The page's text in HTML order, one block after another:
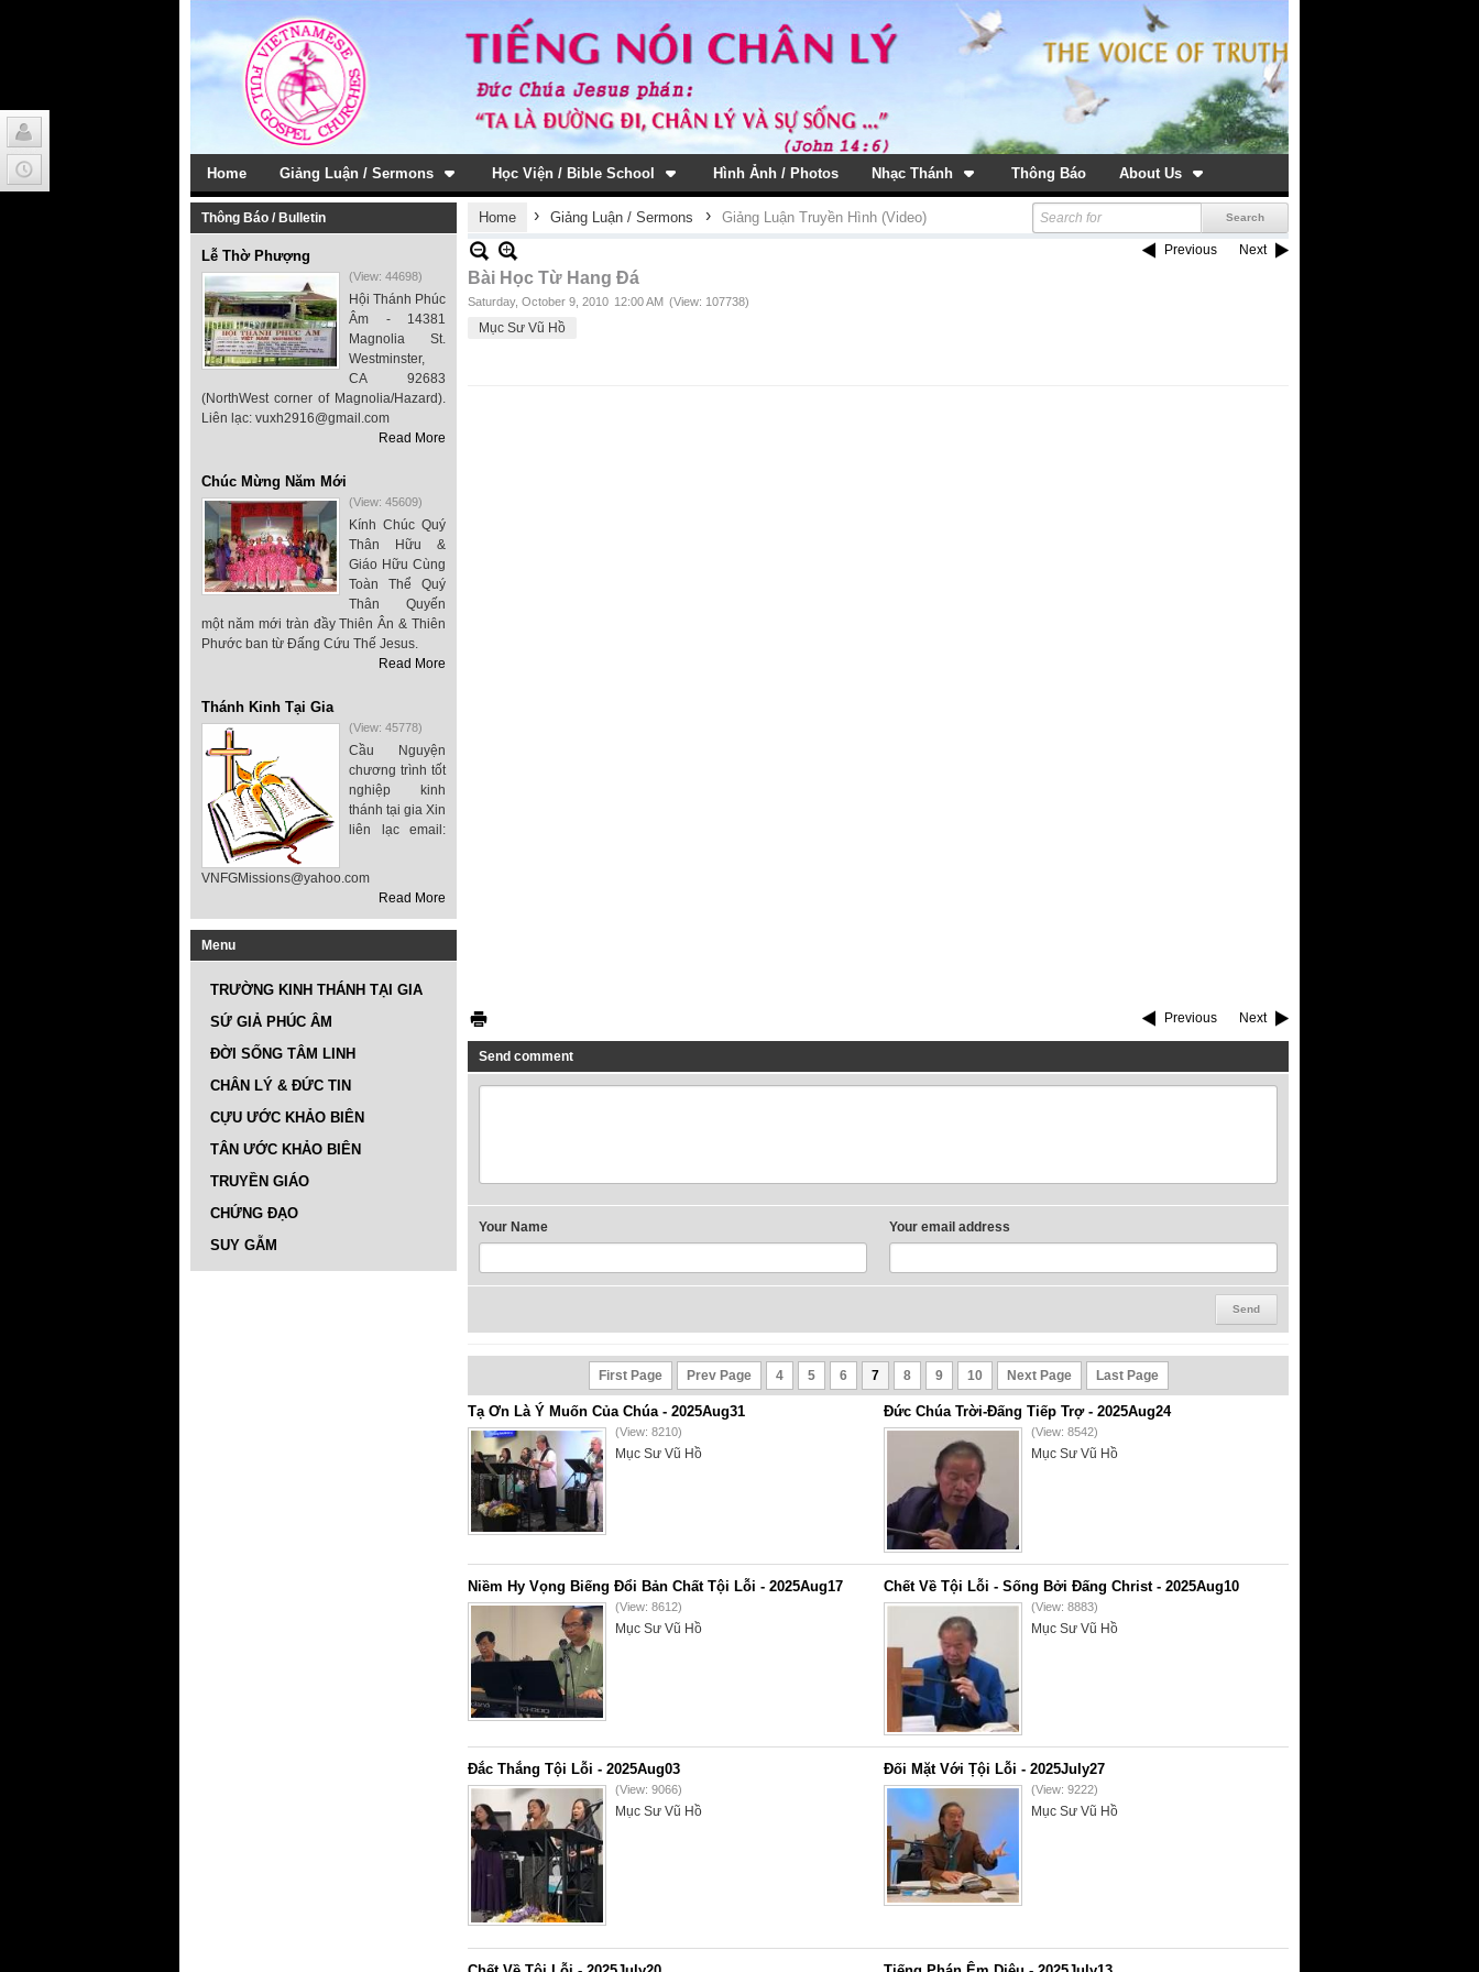
Home Giảng Luận / Sermons Học Viện / Bible School Hình Ảnh / Photos Nhạc Thánh Thông Báo About Us
Thông Báo / Bulletin
Lễ Thờ Phượng
(View: 44698)
Hội Thánh Phúc
Âm - 14381
Magnolia St.
Westminster,
CA 92683
(NorthWest corner of Magnolia/Hazard).
Liên lạc: vuxh2916@gmail.com
Read More
Chúc Mừng Năm Mới
(View: 45609)
Kính Chúc Quý
Thân Hữu &
Giáo Hữu Cùng
Toàn Thể Quý
Thân Quyến
một năm mới tràn đầy Thiên Ân & Thiên
Phước ban từ Đấng Cứu Thế Jesus.
Read More
Thánh Kinh Tại Gia
(View: 45778)
Cầu Nguyện
chương trình tốt
nghiệp kinh
thánh tại gia Xin
liên lạc email:
VNFGMissions@yahoo.com
Read More
Menu
TRƯỜNG KINH THÁNH TẠI GIA
SỨ GIẢ PHÚC ÂM
ĐỜI SỐNG TÂM LINH
CHÂN LÝ & ĐỨC TIN
CỰU ƯỚC KHẢO BIÊN
TÂN ƯỚC KHẢO BIÊN
TRUYỀN GIÁO
CHỨNG ĐẠO
SUY GẪM
Home › Giảng Luận / Sermons › Giảng Luận Truyền Hình (Video)
Previous Next
Bài Học Từ Hang Đá
Saturday, October 9, 2010 12:00 AM (View: 107738)
Mục Sư Vũ Hồ
Previous Next
Send comment
Your Name Your email address
First Page Prev Page 4 5 6 7 8 9 10 Next Page Last Page
Tạ Ơn Là Ý Muốn Của Chúa - 2025Aug31
(View: 8210)
Mục Sư Vũ Hồ
Đức Chúa Trời-Đấng Tiếp Trợ - 2025Aug24
(View: 8542)
Mục Sư Vũ Hồ
Niềm Hy Vọng Biếng Đổi Bản Chất Tội Lỗi - 2025Aug17
(View: 8612)
Mục Sư Vũ Hồ
Chết Về Tội Lỗi - Sống Bởi Đấng Christ - 2025Aug10
(View: 8883)
Mục Sư Vũ Hồ
Đắc Thắng Tội Lỗi - 2025Aug03
(View: 9066)
Mục Sư Vũ Hồ
Đối Mặt Với Ṭội Lỗi - 2025July27
(View: 9222)
Mục Sư Vũ Hồ